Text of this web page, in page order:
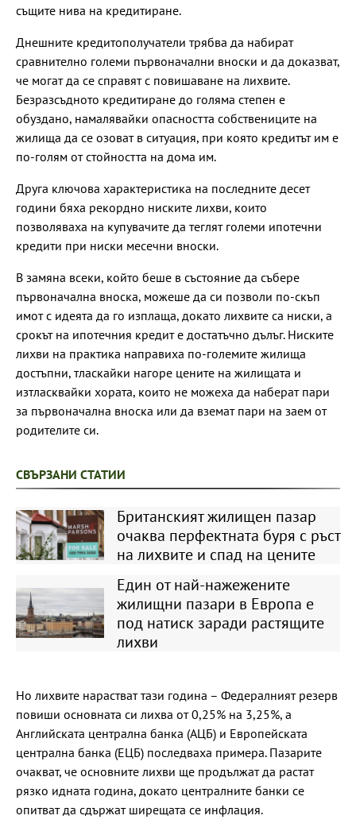
същите нива на кредитиране.
Днешните кредитополучатели трябва да набират
сравнително големи първоначални вноски и да доказват,
че могат да се справят с повишаване на лихвите.
Безразсъдното кредитиране до голяма степен е
обуздано, намалявайки опасността собствениците на
жилища да се озоват в ситуация, при която кредитът им е
по-голям от стойността на дома им.
Друга ключова характеристика на последните десет
години бяха рекордно ниските лихви, които
позволяваха на купувачите да теглят големи ипотечни
кредити при ниски месечни вноски.
В замяна всеки, който беше в състояние да събере
първоначална вноска, можеше да си позволи по-скъп
имот с идеята да го изплаща, докато лихвите са ниски, а
срокът на ипотечния кредит е достатъчно дълъг. Ниските
лихви на практика направиха по-големите жилища
достъпни, тласкайки нагоре цените на жилищата и
изтласквайки хората, които не можеха да наберат пари
за първоначална вноска или да вземат пари на заем от
родителите си.
СВЪРЗАНИ СТАТИИ
Британският жилищен пазар
очаква перфектната буря с ръст
на лихвите и спад на цените
Един от най-нажежените
жилищни пазари в Европа е
под натиск заради растящите
лихви
Но лихвите нарастват тази година – Федералният резерв
повиши основната си лихва от 0,25% на 3,25%, а
Английската централна банка (АЦБ) и Европейската
централна банка (ЕЦБ) последваха примера. Пазарите
очакват, че основните лихви ще продължат да растат
рязко идната година, докато централните банки се
опитват да сдържат ширещата се инфлация.